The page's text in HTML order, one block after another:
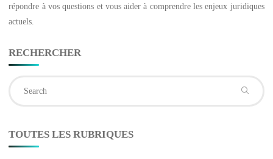
répondre à vos questions et vous aider à comprendre les enjeux juridiques
actuels.
RECHERCHER
TOUTES LES RUBRIQUES